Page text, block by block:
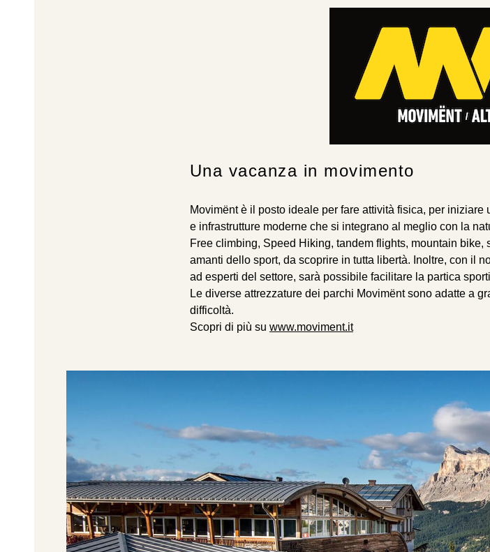
Una vacanza in movimento
Movimënt è il posto ideale per fare attività fisica, per
e infrastrutture moderne che si integrano al meglio con la
Free climbing, Speed Hiking, tandem flights, mountain
amanti dello sport, da scoprire in tutta libertà. Inoltre, con il
ad esperti del settore, sarà possibile facilitare la partica
Le diverse attrezzature dei parchi Movimënt sono adatte a
difficoltà.
Scopri di più su www.moviment.it